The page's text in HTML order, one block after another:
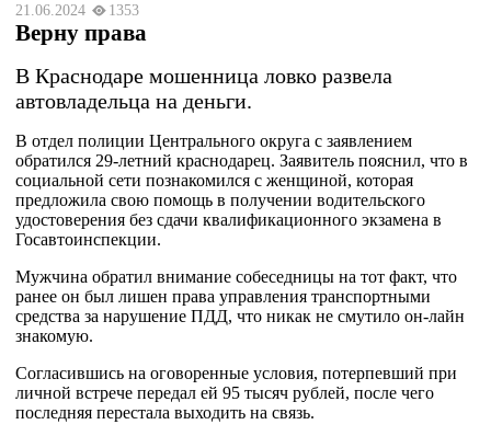
21.06.2024 1353
Верну права
В Краснодаре мошенница ловко развела
автовладельца на деньги.
В отдел полиции Центрального округа с заявлением
обратился 29-летний краснодарец. Заявитель пояснил, что в
социальной сети познакомился с женщиной, которая
предложила свою помощь в получении водительского
удостоверения без сдачи квалификационного экзамена в
Госавтоинспекции.
Мужчина обратил внимание собеседницы на тот факт, что
ранее он был лишен права управления транспортными
средства за нарушение ПДД, что никак не смутило он-лайн
знакомую.
Согласившись на оговоренные условия, потерпевший при
личной встрече передал ей 95 тысяч рублей, после чего
последняя перестала выходить на связь.